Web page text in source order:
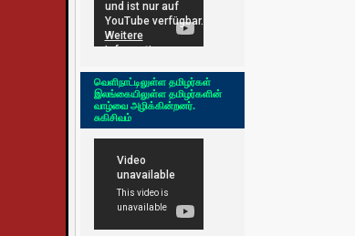
வெளிநாட்டிலுள்ள தமிழர்கள்
இலங்கையிலுள்ள தமிழர்களின்
வாழ்வை அழிக்கின்றனர்.
சுகிசிவம்